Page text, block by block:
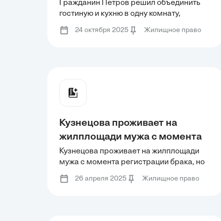
одну комнату, разрушив стену
без надлежащего разрешения.
Имеется ли здесь нарушение
Гражданин Петров решил объединить
гостиную и кухню в одну комнату,
разрушив стену без надлежащего
разрешения. Имеется ли здесь
24 октября 2025 Жилищное право
Кузнецова проживает на
жилплощади мужа с момента
регистрации брака, но
зарегистрирована по
прежнему месту жительства в
Кузнецова проживает на жилплощади
мужа с момента регистрации брака, но
зарегистрирована по прежнему месту
жительства в том же населённом пункте.
26 апреля 2025 Жилищное право